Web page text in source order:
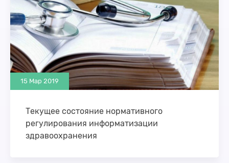
15 Мар 2019
Текущее состояние нормативного
регулирования информатизации
здравоохранения